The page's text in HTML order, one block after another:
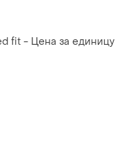
fit - Цена за единицу